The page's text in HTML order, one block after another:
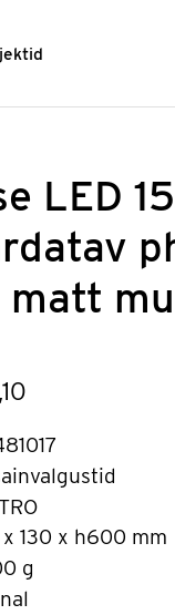
LED
matt
130 x h600 mm
g